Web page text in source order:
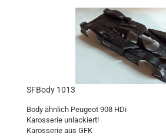
SFBody 1013
Body ähnlich Peugeot 908 HDi
Karosserie unlackiert!
Karosserie aus GFK